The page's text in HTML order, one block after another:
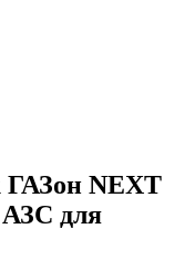
ГАЗон NEXT
для